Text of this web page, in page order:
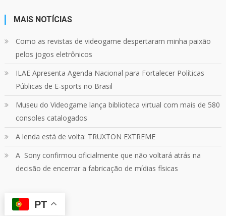
Quebrando o Controle
Confira em nosso site o mais recente REVIEW de
Skull & Bones.
Mais em:
https://buff.ly/3yPhDN2
Carregar mais
MAIS NOTÍCIAS
Como as revistas de videogame despertaram minha paixão
pelos jogos eletrônicos
ILAE Apresenta Agenda Nacional para Fortalecer Políticas
Públicas de E-sports no Brasil
Museu do Videogame lança biblioteca virtual com mais de 580
consoles catalogados
A lenda está de volta: TRUXTON EXTREME
A Sony confirmou oficialmente que não voltará atrás na
decisão de encerrar a fabricação de mídias físicas
PT